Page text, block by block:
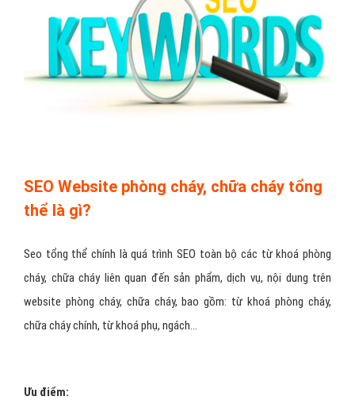
SEO Website phòng cháy, chữa cháy tổng
thể là gì?
Seo tổng thể chính là quá trình SEO toàn bộ các từ khoá phòng
cháy, chữa cháy liên quan đến sản phẩm, dịch vụ, nội dung trên
website phòng cháy, chữa cháy, bao gồm: từ khoá phòng cháy,
chữa cháy chính, từ khoá phụ, ngách…
Ưu điểm: